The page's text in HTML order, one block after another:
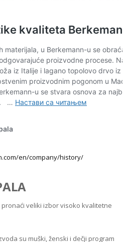
en/company/history/
veliki izbor visoko kvalitetne
su muški, ženski i dečji program